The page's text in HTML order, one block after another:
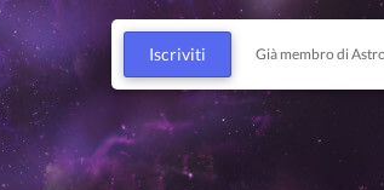
Iscriviti Già membro di